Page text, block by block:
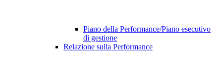
Piano della Performance/Piano esecutivo
di gestione
Relazione sulla Performance